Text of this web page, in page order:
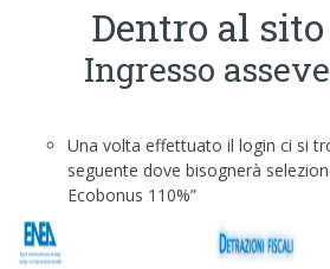
Dentro al
Ingresso
Una volta effettuato il login ci si
seguente dove bisognerà
Ecobonus 110%”